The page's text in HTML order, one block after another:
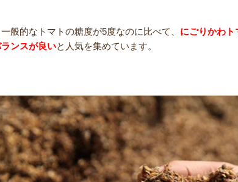
般的なトマトの糖度が5度なのに比べて、 にごりかわ
ンスが良いと人気を集めています。